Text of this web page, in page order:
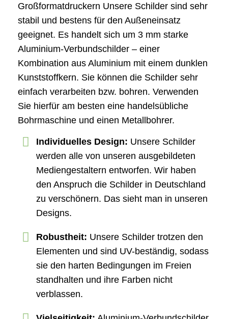
Großformatdruckern Unsere Schilder sind sehr
stabil und bestens für den Außeneinsatz
geeignet. Es handelt sich um 3 mm starke
Aluminium-Verbundschilder – einer
Kombination aus Aluminium mit einem dunklen
Kunststoffkern. Sie können die Schilder sehr
einfach verarbeiten bzw. bohren. Verwenden
Sie hierfür am besten eine handelsübliche
Bohrmaschine und einen Metallbohrer.
Individuelles Design: Unsere Schilder
werden alle von unseren ausgebildeten
Mediengestaltern entworfen. Wir haben
den Anspruch die Schilder in Deutschland
zu verschönern. Das sieht man in unseren
Designs.
Robustheit: Unsere Schilder trotzen den
Elementen und sind UV-beständig, sodass
sie den harten Bedingungen im Freien
standhalten und ihre Farben nicht
verblassen.